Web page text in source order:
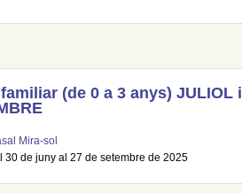
(de 0 a 3 anys) JULIOL i
Mira-sol
30 de juny al 27 de setembre de 2025